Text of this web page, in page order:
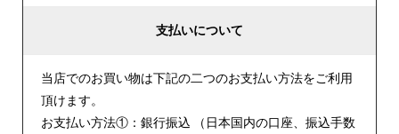
支払いについて
当店でのお買い物は下記の二つのお支払い方法をご利用
頂けます。
お支払い方法①：銀行振込 （日本国内の口座、振込手数